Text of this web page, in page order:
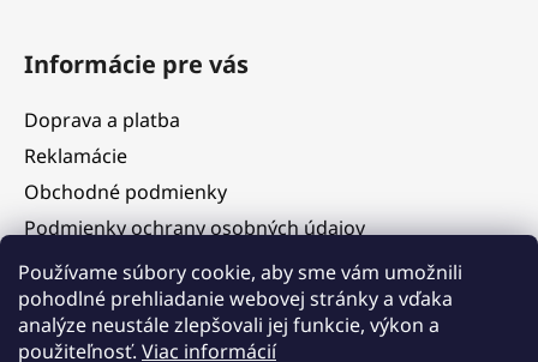
Používame súbory cookie, aby sme vám umožnili
pohodlné prehliadanie webovej stránky a vďaka
analýze neustále zlepšovali jej funkcie, výkon a
použiteľnosť. Viac informácií
Informácie pre vás
Doprava a platba
Reklamácie
Obchodné podmienky
Podmienky ochrany osobných údajov
Služby
Hodnotenie obchodu
Blog